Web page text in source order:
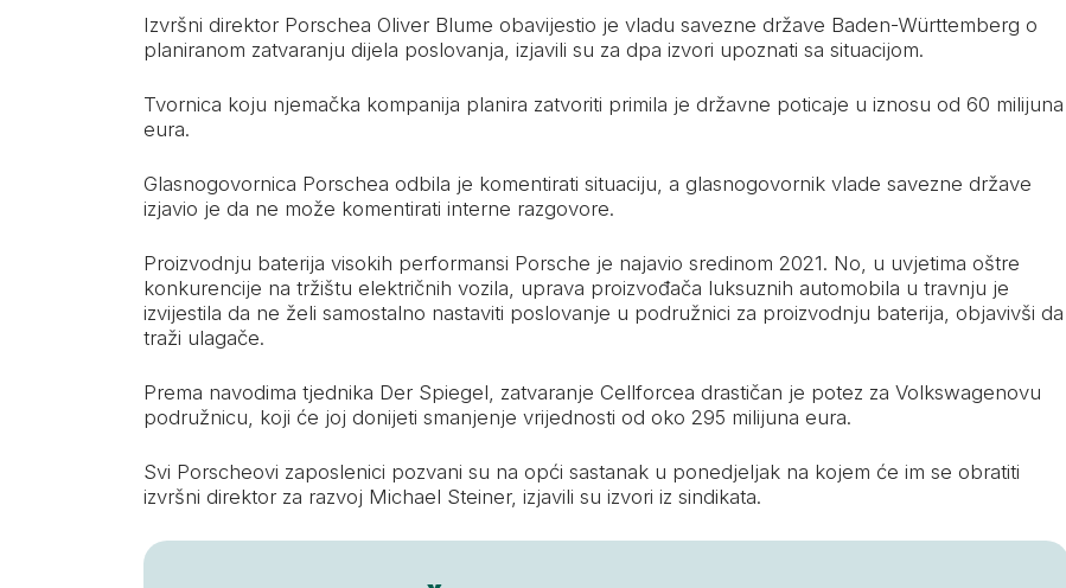
Izvršni direktor Porschea Oliver Blume obavijestio je vladu savezne države Baden-Württemberg o
planiranom zatvaranju dijela poslovanja, izjavili su za dpa izvori upoznati sa situacijom.
Tvornica koju njemačka kompanija planira zatvoriti primila je državne poticaje u iznosu od 60 milijuna
eura.
Glasnogovornica Porschea odbila je komentirati situaciju, a glasnogovornik vlade savezne države
izjavio je da ne može komentirati interne razgovore.
Proizvodnju baterija visokih performansi Porsche je najavio sredinom 2021. No, u uvjetima oštre
konkurencije na tržištu električnih vozila, uprava proizvođača luksuznih automobila u travnju je
izvijestila da ne želi samostalno nastaviti poslovanje u podružnici za proizvodnju baterija, objavivši da
traži ulagače.
Prema navodima tjednika Der Spiegel, zatvaranje Cellforcea drastičan je potez za Volkswagenovu
podružnicu, koji će joj donijeti smanjenje vrijednosti od oko 295 milijuna eura.
Svi Porscheovi zaposlenici pozvani su na opći sastanak u ponedjeljak na kojem će im se obratiti
izvršni direktor za razvoj Michael Steiner, izjavili su izvori iz sindikata.